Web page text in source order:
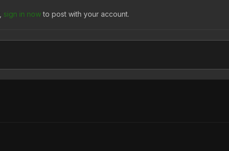
sign in nowto post with your account.